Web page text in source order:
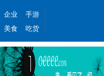
企业
手游
美食
吃货